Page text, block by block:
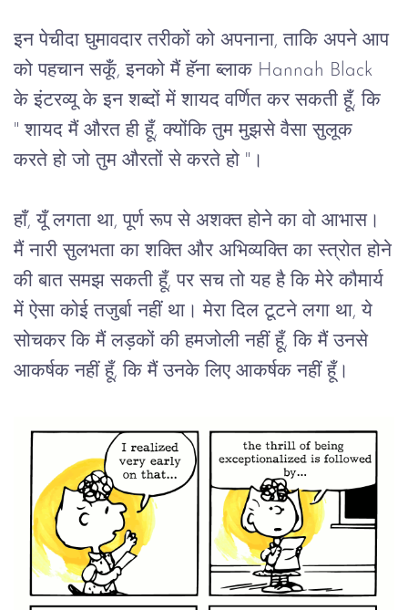
इन पेचीदा घुमावदार तरीकों को अपनाना, ताकि अपने आप
को पहचान सकूँ, इनको मैं हॅना ब्लाक Hannah Black
के इंटरव्यू के इन शब्दों में शायद वर्णित कर सकती हूँ, कि
" शायद मैं औरत ही हूँ, क्योंकि तुम मुझसे वैसा सुलूक
करते हो जो तुम औरतों से करते हो "।
हाँ, यूँ लगता था, पूर्ण रूप से अशक्त होने का वो आभास।
मैं नारी सुलभता का शक्ति और अभिव्यक्ति का स्त्रोत होने
की बात समझ सकती हूँ, पर सच तो यह है कि मेरे कौमार्य
में ऐसा कोई तजुर्बा नहीं था। मेरा दिल टूटने लगा था, ये
सोचकर कि मैं लड़कों की हमजोली नहीं हूँ, कि मैं उनसे
आकर्षक नहीं हूँ, कि मैं उनके लिए आकर्षक नहीं हूँ।